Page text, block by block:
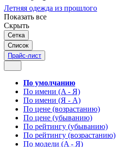
Летняя одежда из прошлого
Показать все
Скрыть
Сетка
Список
Прайс-лист
По умолчанию
По имени (A - Я)
По имени (Я - A)
По цене (возрастанию)
По цене (убыванию)
По рейтингу (убыванию)
По рейтингу (возрастанию)
По модели (A - Я)